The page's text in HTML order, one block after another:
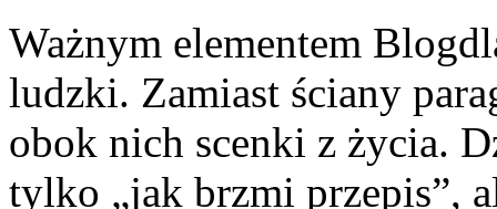
Ważnym elementem
ludzki. Zamiast ściany
obok nich scenki z życia.
tylko „jak brzmi przepis”,